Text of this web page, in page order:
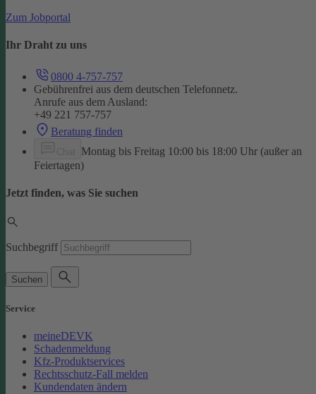
Zum Jobportal
Ihr Draht zu uns
0800 4-757-757
Gebührenfrei aus dem deutschen Telefonnetz.
Anrufe aus dem Ausland:
+49 221 757-757
Beratung finden
Montag bis Freitag 10:00 bis 18:00 Uhr (außer an
Feiertagen)
Jetzt finden, was Sie suchen
Suchbegriff
Suchen
Service
meineDEVK
Schadenmeldung
Kfz-Produktservices
Rechtsschutz-Fall melden
Kundendaten ändern